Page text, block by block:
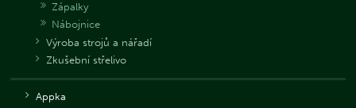
Zápalky
Nábojnice
Výroba strojů a nářadí
Zkušební střelivo
Appka